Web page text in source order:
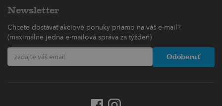
Newsletter
Chcete dostávať akciové ponuky priamo na váš e-mail?
(maximálne jedna e-mailová správa za týždeň)
Odoberať